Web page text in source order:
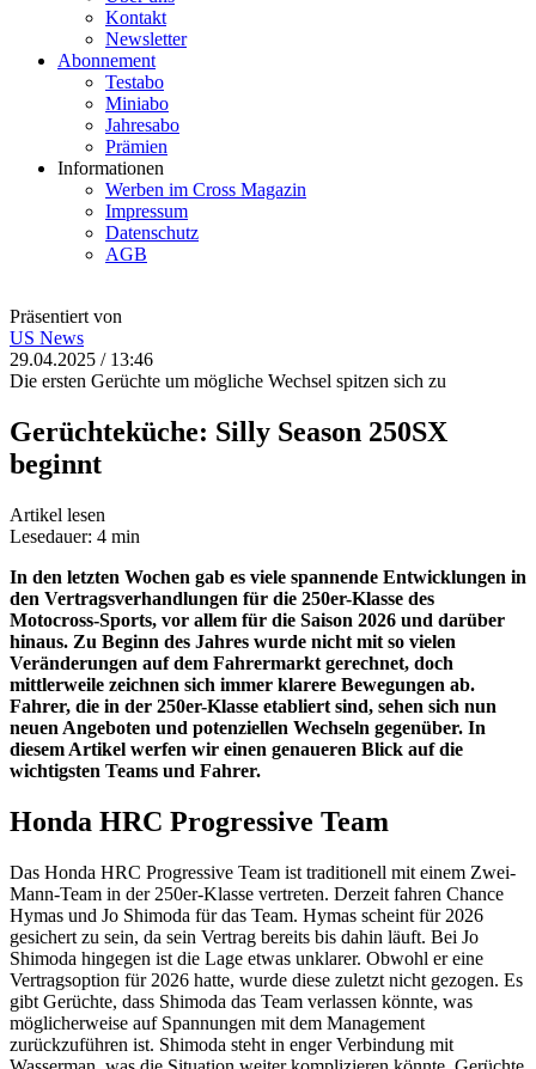
Kontakt
Newsletter
Abonnement
Testabo
Miniabo
Jahresabo
Prämien
Informationen
Werben im Cross Magazin
Impressum
Datenschutz
AGB
Präsentiert von
US News
29.04.2025 / 13:46
Die ersten Gerüchte um mögliche Wechsel spitzen sich zu
Gerüchteküche: Silly Season 250SX
beginnt
Artikel lesen
Lesedauer: 4 min
In den letzten Wochen gab es viele spannende Entwicklungen in
den Vertragsverhandlungen für die 250er-Klasse des
Motocross-Sports, vor allem für die Saison 2026 und darüber
hinaus. Zu Beginn des Jahres wurde nicht mit so vielen
Veränderungen auf dem Fahrermarkt gerechnet, doch
mittlerweile zeichnen sich immer klarere Bewegungen ab.
Fahrer, die in der 250er-Klasse etabliert sind, sehen sich nun
neuen Angeboten und potenziellen Wechseln gegenüber. In
diesem Artikel werfen wir einen genaueren Blick auf die
wichtigsten Teams und Fahrer.
Honda HRC Progressive Team
Das Honda HRC Progressive Team ist traditionell mit einem Zwei-
Mann-Team in der 250er-Klasse vertreten. Derzeit fahren Chance
Hymas und Jo Shimoda für das Team. Hymas scheint für 2026
gesichert zu sein, da sein Vertrag bereits bis dahin läuft. Bei Jo
Shimoda hingegen ist die Lage etwas unklarer. Obwohl er eine
Vertragsoption für 2026 hatte, wurde diese zuletzt nicht gezogen. Es
gibt Gerüchte, dass Shimoda das Team verlassen könnte, was
möglicherweise auf Spannungen mit dem Management
zurückzuführen ist. Shimoda steht in enger Verbindung mit